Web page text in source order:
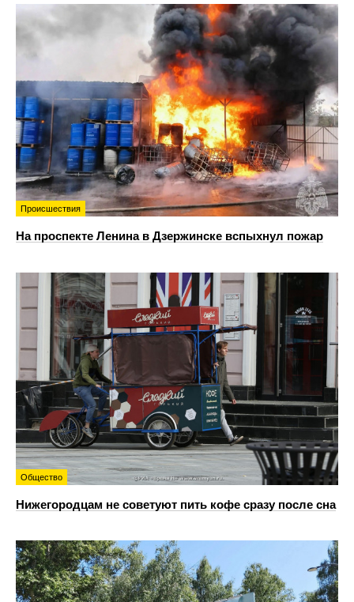
Происшествия
На проспекте Ленина в Дзержинске вспыхнул пожар
Общество
Нижегородцам не советуют пить кофе сразу после сна